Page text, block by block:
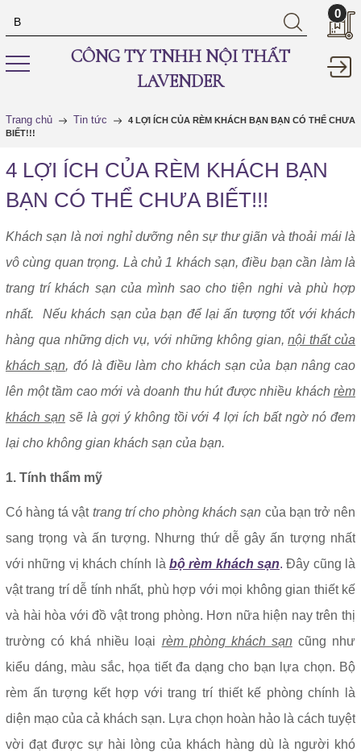
CÔNG TY TNHH NỘI THẤT
LAVENDER
0
Trang chủ Tin tức
4 LỢI ÍCH CỦA RÈM KHÁCH BẠN BẠN CÓ THỂ CHƯA
BIẾT!!!
4 LỢI ÍCH CỦA RÈM KHÁCH BẠN
BẠN CÓ THỂ CHƯA BIẾT!!!
Khách sạn là nơi nghỉ dưỡng nên sự thư giãn và thoải mái là
vô cùng quan trọng. Là chủ 1 khách sạn, điều bạn cần làm là
trang trí khách sạn của mình sao cho tiện nghi và phù hợp
nhất. Nếu khách sạn của bạn để lại ấn tượng tốt với khách
hàng qua những dịch vụ, với những không gian,nội thất của
khách sạn, đó là điều làm cho khách sạn của bạn nâng cao
lên một tầm cao mới và doanh thu hút được nhiều khách rèm
khách sạnsẽ là gợi ý không tồi với 4 lợi ích bất ngờ nó đem
lại cho không gian khách sạn của bạn.
1. Tính thẩm mỹ
Có hàng tá vật trang trí cho phòng khách sạn của bạn trở nên
sang trọng và ấn tượng. Nhưng thứ dễ gây ấn tượng nhất
với những vị khách chính là bộ rèm khách sạn. Đây cũng là
vật trang trí dễ tính nhất, phù hợp với mọi không gian thiết kế
và hài hòa với đồ vật trong phòng. Hơn nữa hiện nay trên thị
trường có khá nhiều loại rèm phòng khách sạncũng như
kiểu dáng, màu sắc, họa tiết đa dạng cho bạn lựa chọn. Bộ
rèm ấn tượng kết hợp với trang trí thiết kế phòng chính là
diện mạo của cả khách sạn. Lựa chọn hoàn hảo là cách tuyệt
vời đạt được sự hài lòng của khách hàng dù là người khó